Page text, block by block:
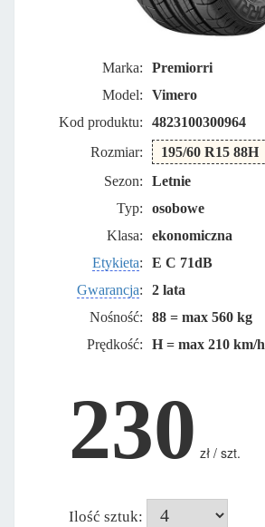
Marka:
Premiorri
Model:
Vimero
Kod produktu:
4823100300964
Rozmiar:
Sezon:
Letnie
Typ:
osobowe
Klasa:
ekonomiczna
Etykieta:
E C 71dB
Gwarancja:
2 lata
Nośność:
88 = max 560 kg
Prędkość:
H = max 210 km/h
230 zł / szt.
Ilość sztuk: